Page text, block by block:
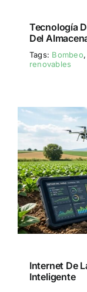
Tecnología
Del
Tags: Bombeo,
renovables
Internet De
Inteligente